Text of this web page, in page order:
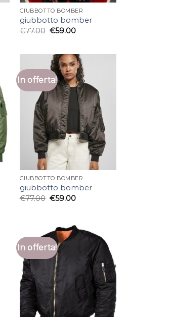
GIUBBOTTO BOMBER
giubbotto bomber
€77.00 €59.00
In offerta!
GIUBBOTTO BOMBER
giubbotto bomber
€77.00 €59.00
In offerta!